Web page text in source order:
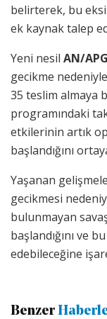
belirterek, bu
ek kaynak talep
Yeni nesil AN/
gecikme
35 teslim almaya
programındaki
etkilerinin artık
başlandığını
Yaşanan
gecikmesi
bulunmayan
başlandığını ve
edebileceğine
Benzer